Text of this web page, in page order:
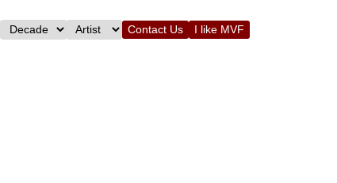
Contact Us I like MVF